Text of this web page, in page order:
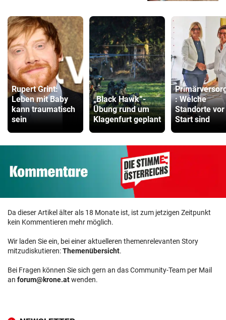
Rupert Grint:
Leben mit Baby
kann traumatisch
sein
„Black Hawk“-
Übung rund um
Klagenfurt geplant
: Welche
Standorte vor
Start sind
Da dieser Artikel älter als 18 Monate ist, ist zum jetzigen Zeitpunkt
kein Kommentieren mehr möglich.
Wir laden Sie ein, bei einer aktuelleren themenrelevanten Story
mitzudiskutieren:Themenübersicht.
Bei Fragen können Sie sich gern an das Community-Team per Mail
an forum@krone.atwenden.